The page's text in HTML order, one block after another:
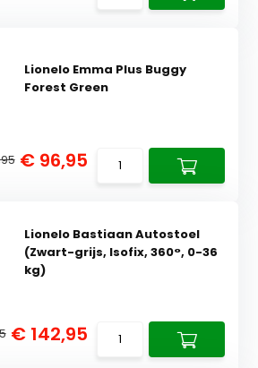
Lionelo Emma Plus Buggy
Forest Green
€ 96,95
Lionelo Bastiaan Autostoel
(Zwart-grijs, Isofix, 360°, 0-36
kg)
€ 142,95